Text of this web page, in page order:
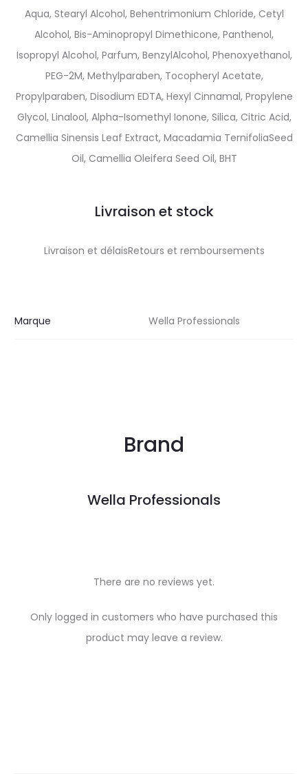
Aqua, Stearyl Alcohol, Behentrimonium Chloride, Cetyl
Alcohol, Bis-Aminopropyl Dimethicone, Panthenol,
Isopropyl Alcohol, Parfum, BenzylAlcohol, Phenoxyethanol,
PEG-2M, Methylparaben, Tocopheryl Acetate,
Propylparaben, Disodium EDTA, Hexyl Cinnamal, Propylene
Glycol, Linalool, Alpha-Isomethyl Ionone, Silica, Citric Acid,
Camellia Sinensis Leaf Extract, Macadamia TernifoliaSeed
Oil, Camellia Oleifera Seed Oil, BHT
Livraison et stock
Livraison et délaisRetours et remboursements
Marque Wella Professionals
Brand
Wella Professionals
There are no reviews yet.
Only logged in customers who have purchased this
product may leave a review.